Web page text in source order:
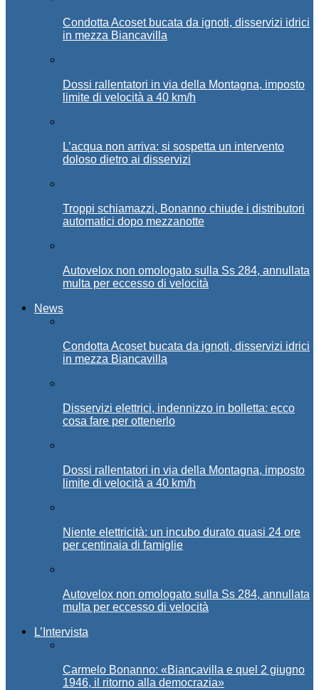
Condotta Acoset bucata da ignoti, disservizi idrici
in mezza Biancavilla
Dossi rallentatori in via della Montagna, imposto
limite di velocità a 40 km/h
L’acqua non arriva: si sospetta un intervento
doloso dietro ai disservizi
Troppi schiamazzi, Bonanno chiude i distributori
automatici dopo mezzanotte
Autovelox non omologato sulla Ss 284, annullata
multa per eccesso di velocità
News
Condotta Acoset bucata da ignoti, disservizi idrici
in mezza Biancavilla
Disservizi elettrici, indennizzo in bolletta: ecco
cosa fare per ottenerlo
Dossi rallentatori in via della Montagna, imposto
limite di velocità a 40 km/h
Niente elettricità: un incubo durato quasi 24 ore
per centinaia di famiglie
Autovelox non omologato sulla Ss 284, annullata
multa per eccesso di velocità
L’Intervista
Carmelo Bonanno: «Biancavilla e quel 2 giugno
1946, il ritorno alla democrazia»